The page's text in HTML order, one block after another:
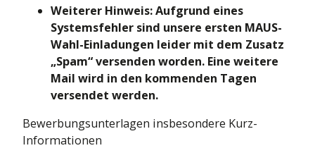
Weiterer Hinweis: Aufgrund eines
Systemsfehler sind unsere ersten MAUS-
Wahl-Einladungen leider mit dem Zusatz
„Spam“ versenden worden. Eine weitere
Mail wird in den kommenden Tagen
versendet werden.
Bewerbungsunterlagen insbesondere Kurz-
Informationen